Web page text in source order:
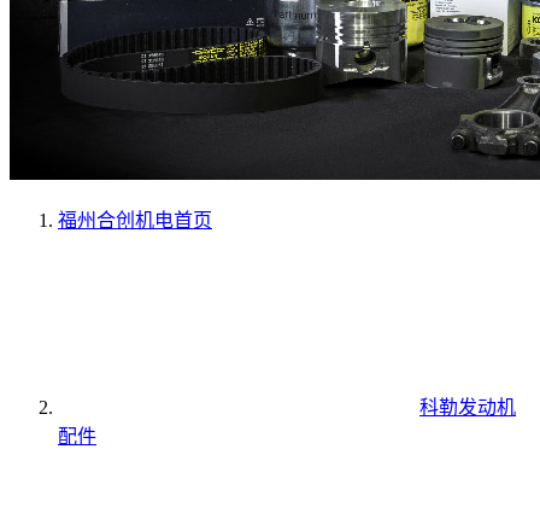
福州合创机电首页
科勒发动机
配件